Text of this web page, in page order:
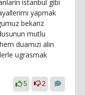
istanbul gibi
yapmak
bekariz
mutlu
duamızi alin
ugrasmak
5 2